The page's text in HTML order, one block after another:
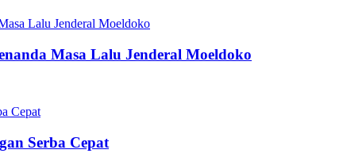
Masa Lalu Jenderal Moeldoko
Serba Cepat